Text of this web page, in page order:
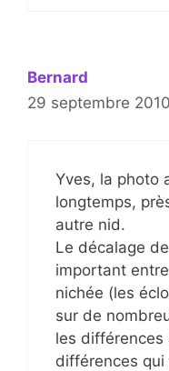
Bernard
29 septembre
Yves, la photo
longtemps,
autre nid.
Le décalage
important
nichée (les
sur de
les
différences qui